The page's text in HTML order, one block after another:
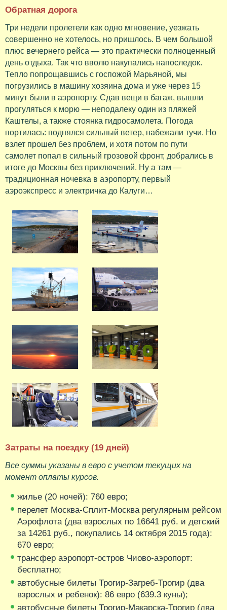
Обратная дорога
Три недели пролетели как одно мгновение, уезжать
совершенно не хотелось, но пришлось. В чем большой
плюс вечернего рейса — это практически полноценный
день отдыха. Так что вволю накупались напоследок.
Тепло попрощавшись с госпожой Марьяной, мы
погрузились в машину хозяина дома и уже через 15
минут были в аэропорту. Сдав вещи в багаж, вышли
прогуляться к морю — неподалеку один из пляжей
Каштелы, а также стоянка гидросамолета. Погода
портилась: поднялся сильный ветер, набежали тучи. Но
взлет прошел без проблем, и хотя потом по пути
самолет попал в сильный грозовой фронт, добрались в
итоге до Москвы без приключений. Ну а там —
традиционная ночевка в аэропорту, первый
аэроэкспресс и электричка до Калуги…
Затраты на поездку (19 дней)
Все суммы указаны в евро с учетом текущих на
момент оплаты курсов.
жилье (20 ночей): 760 евро;
перелет Москва-Сплит-Москва регулярным рейсом
Аэрофлота (два взрослых по 16641 руб. и детский
за 14261 руб., покупались 14 октября 2015 года):
670 евро;
трансфер аэропорт-остров Чиово-аэропорт:
бесплатно;
автобусные билеты Трогир-Загреб-Трогир (два
взрослых и ребенок): 86 евро (639.3 куны);
автобусные билеты Трогир-Макарска-Трогир (два